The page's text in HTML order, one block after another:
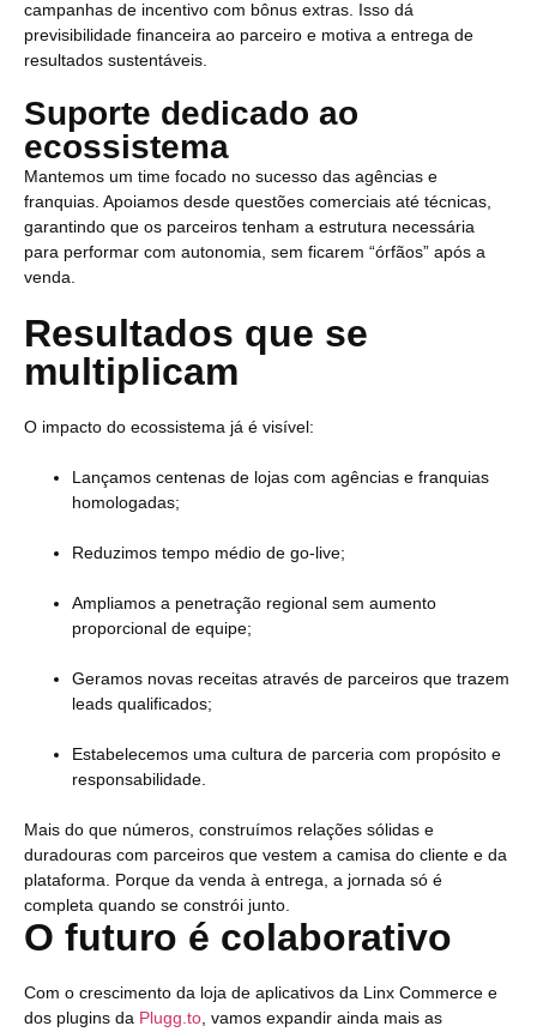
campanhas de incentivo com bônus extras. Isso dá
previsibilidade financeira ao parceiro e motiva a entrega de
resultados sustentáveis.
Suporte dedicado ao
ecossistema
Mantemos um time focado no sucesso das agências e
franquias. Apoiamos desde questões comerciais até técnicas,
garantindo que os parceiros tenham a estrutura necessária
para performar com autonomia, sem ficarem “órfãos” após a
venda.
Resultados que se
multiplicam
O impacto do ecossistema já é visível:
Lançamos centenas de lojas com agências e franquias
homologadas;
Reduzimos tempo médio de go-live;
Ampliamos a penetração regional sem aumento
proporcional de equipe;
Geramos novas receitas através de parceiros que trazem
leads qualificados;
Estabelecemos uma cultura de parceria com propósito e
responsabilidade.
Mais do que números, construímos relações sólidas e
duradouras com parceiros que vestem a camisa do cliente e da
plataforma. Porque da venda à entrega, a jornada só é
completa quando se constrói junto.
O futuro é colaborativo
Com o crescimento da loja de aplicativos da Linx Commerce e
dos plugins da Plugg.to, vamos expandir ainda mais as